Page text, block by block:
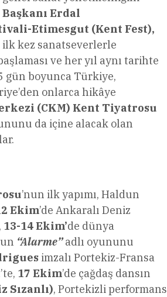
Erdal
Etimesgut (Kent Fest),
ilk kez sanatseverlerle
ve her yıl aynı tarihte
gün boyunca Türkiye,
onlarca hikâye
(CKM) Kent Tiyatrosu
da içine alacak olan
’nun ilk yapımı, Haldun
Ekim’de Ankaralı Deniz
13-14 Ekim’de dünya
“Alarme”adlı oyununu
imzalı Portekiz-Fransa
’te, 17 Ekim’de çağdaş dansın
Sızanlı), Portekizli performans